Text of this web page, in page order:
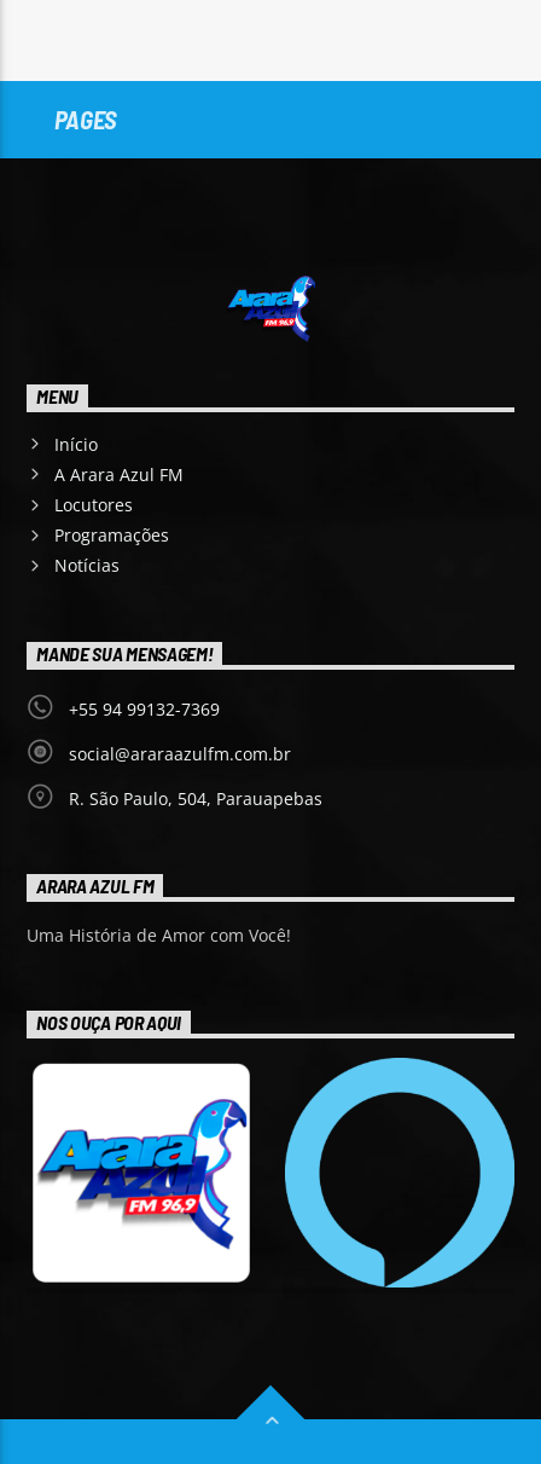
PAGES
MENU
Início
A Arara Azul FM
Locutores
Programações
Notícias
MANDE SUA MENSAGEM!
+55 94 99132-7369
social@araraazulfm.com.br
R. São Paulo, 504, Parauapebas
ARARA AZUL FM
Uma História de Amor com Você!
NOS OUÇA POR AQUI